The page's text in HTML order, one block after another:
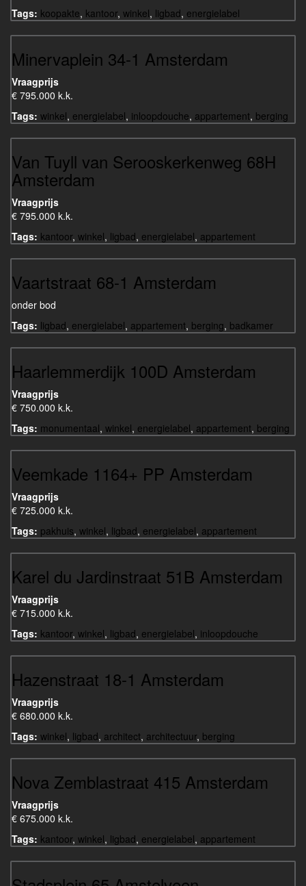
Tags: koopakte, kantoor, winkel, ligbad, energielabel
Minervaplein 34-1 Amsterdam
Vraagprijs
€ 795.000 k.k.
Tags: winkel, energielabel, inloopdouche, appartement, berging
Van Tuyll van Serooskerkenweg 68H
Amsterdam
Vraagprijs
€ 795.000 k.k.
Tags: kantoor, winkel, ligbad, energielabel, appartement
Vaartstraat 68-1 Amsterdam
onder bod
Tags: ligbad, energielabel, appartement, berging, badkamer
Haarlemmerdijk 100D Amsterdam
Vraagprijs
€ 750.000 k.k.
Tags: monumentaal, winkel, energielabel, appartement, berging
Veemkade 1164+ PP Amsterdam
Vraagprijs
€ 725.000 k.k.
Tags: pakhuis, winkel, ligbad, energielabel, appartement
Karel du Jardinstraat 51B Amsterdam
Vraagprijs
€ 715.000 k.k.
Tags: kantoor, winkel, ligbad, energielabel, inloopdouche
Hazenstraat 18-1 Amsterdam
Vraagprijs
€ 680.000 k.k.
Tags: winkel, ligbad, architect, architectuur, berging
Nova Zemblastraat 415 Amsterdam
Vraagprijs
€ 675.000 k.k.
Tags: kantoor, winkel, ligbad, energielabel, appartement